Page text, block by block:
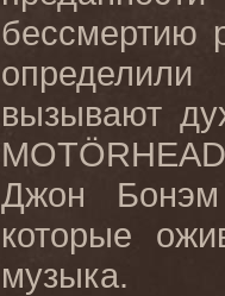
бессмертию
вызывают
Джон
которые
музыка.